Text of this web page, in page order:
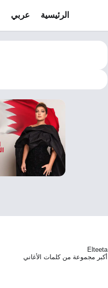
الرئيسية عربي
Elteeta
أكبر مجموعة من كلمات الأغاني